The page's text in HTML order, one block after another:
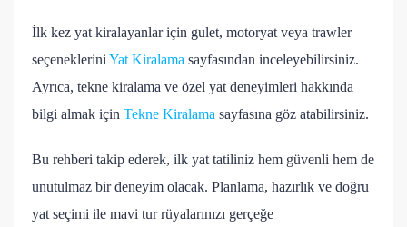
İlk kez yat kiralayanlar için gulet, motoryat veya trawler
seçenekleriniYat Kiralama sayfasından inceleyebilirsiniz.
Ayrıca, tekne kiralama ve özel yat deneyimleri hakkında
bilgi almak için Tekne Kiralama sayfasına göz atabilirsiniz.
Bu rehberi takip ederek, ilk yat tatiliniz hem güvenli hem de
unutulmaz bir deneyim olacak. Planlama, hazırlık ve doğru
yat seçimi ile mavi tur rüyalarınızı gerçeğe